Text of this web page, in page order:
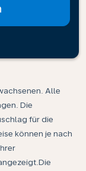
Alle
Die
für die
können je nach